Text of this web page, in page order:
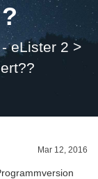
eLister 2 >
Mar 12, 2016